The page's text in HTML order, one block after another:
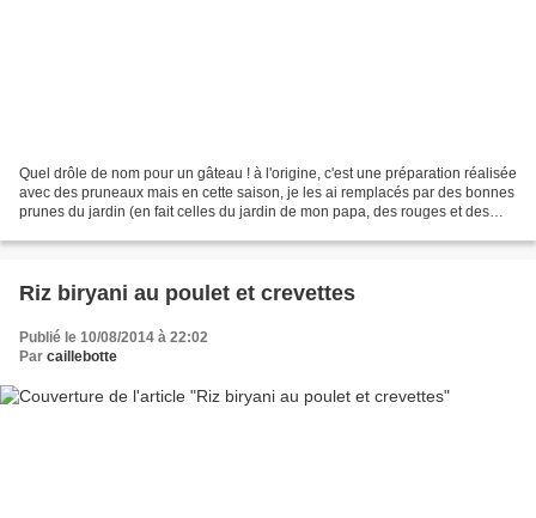
Quel drôle de nom pour un gâteau ! à l'origine, c'est une préparation réalisée
avec des pruneaux mais en cette saison, je les ai remplacés par des bonnes
prunes du jardin (en fait celles du jardin de mon papa, des rouges et des
Riz biryani au poulet et crevettes
Publié le 10/08/2014 à 22:02
Par caillebotte